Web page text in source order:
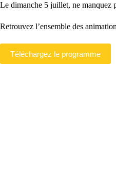
Le dimanche 5 juillet, ne manquez
Retrouvez l’ensemble des
Téléchargez le programme